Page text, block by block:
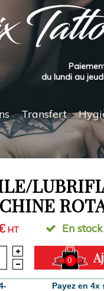
du lundi au
Transfert
HT En stock
0
Payez en